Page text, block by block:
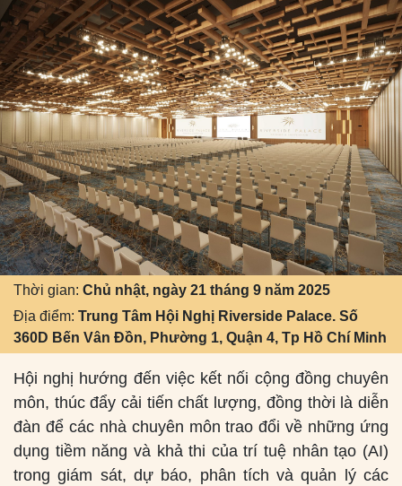
Thời gian: Chủ nhật, ngày 21 tháng 9 năm 2025
Địa điểm: Trung Tâm Hội Nghị Riverside Palace. Số
360D Bến Vân Đồn, Phường 1, Quận 4, Tp Hồ Chí Minh
Hội nghị hướng đến việc kết nối cộng đồng chuyên
môn, thúc đẩy cải tiến chất lượng, đồng thời là diễn
đàn để các nhà chuyên môn trao đổi về những ứng
dụng tiềm năng và khả thi của trí tuệ nhân tạo (AI)
trong giám sát, dự báo, phân tích và quản lý các